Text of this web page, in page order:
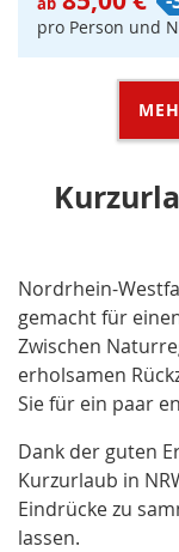
ab
pro Person und
Nordrhein-
gemacht für
Zwischen
erholsamen
Sie für ein paar
Dank der guten
Kurzurlaub in
Eindrücke zu
lassen.